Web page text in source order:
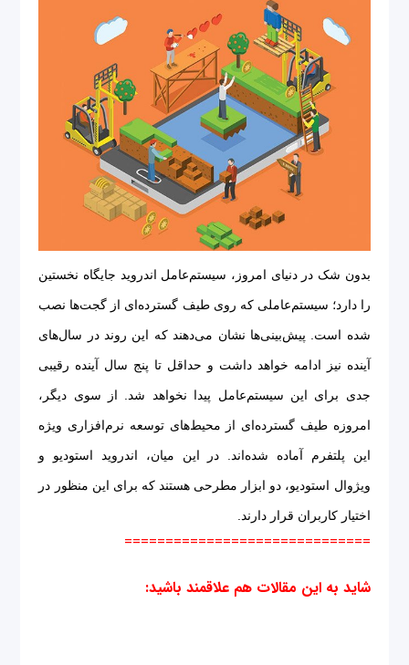
بدون شک در دنیای امروز، سیستم‌عامل اندروید جایگاه نخستین
را دارد؛ سیستم‌عاملی که روی طیف گسترده‌ای از گجت‌ها نصب
شده است. پیش‌بینی‌ها نشان می‌دهند که این روند در سال‌های
آینده نیز ادامه خواهد داشت و حداقل تا پنج سال آینده رقیبی
جدی برای این سیستم‌عامل پیدا نخواهد شد. از سوی دیگر،
امروزه طیف گسترده‌ای از محیط‌های توسعه نرم‌افزاری ویژه
این پلتفرم آماده شده‌اند. در این میان، اندروید استودیو و
ویژوال استودیو، دو ابزار مطرحی هستند که برای این منظور در
اختیار کاربران قرار دارند.
==============================
شاید به این مقالات هم علاقمند باشید: